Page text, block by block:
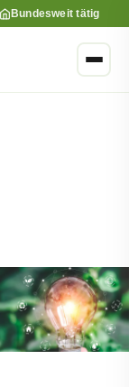
Bundesweit tätig